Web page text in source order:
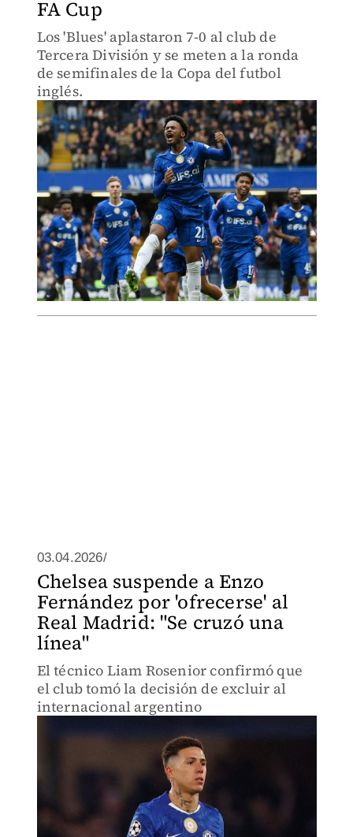
FA Cup
Los 'Blues' aplastaron 7-0 al club de
Tercera División y se meten a la ronda
de semifinales de la Copa del futbol
inglés.
03.04.2026/
Chelsea suspende a Enzo
Fernández por 'ofrecerse' al
Real Madrid: "Se cruzó una
línea"
El técnico Liam Rosenior confirmó que
el club tomó la decisión de excluir al
internacional argentino